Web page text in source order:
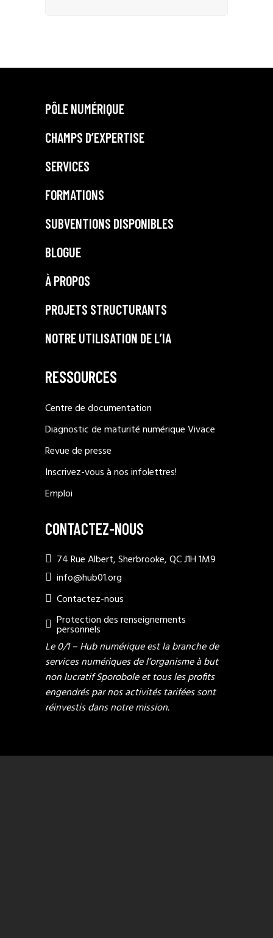
PÔLE NUMÉRIQUE
CHAMPS D’EXPERTISE
SERVICES
FORMATIONS
SUBVENTIONS DISPONIBLES
BLOGUE
À PROPOS
PROJETS STRUCTURANTS
NOTRE UTILISATION DE L’IA
RESSOURCES
Centre de documentation
Diagnostic de maturité numérique Vivace
Revue de presse
Inscrivez-vous à nos infolettres!
Emploi
CONTACTEZ-NOUS
74 Rue Albert, Sherbrooke, QC J1H 1M9
info@hub01.org
Contactez-nous
Protection des renseignements
personnels
Le 0/1 – Hub numérique est la branche de
services numériques de l’organisme à but
non lucratif Sporobole et tous les profits
engendrés par nos activités tarifées sont
réinvestis dans notre mission.